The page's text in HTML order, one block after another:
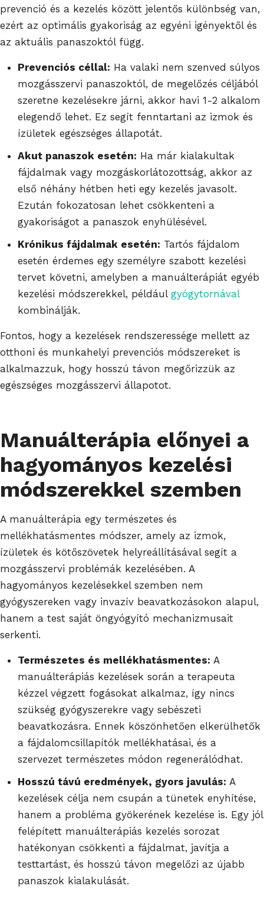
prevenció és a kezelés között jelentős különbség van,
ezért az optimális gyakoriság az egyéni igényektől és
az aktuális panaszoktól függ.
Prevenciós céllal: Ha valaki nem szenved súlyos
mozgásszervi panaszoktól, de megelőzés céljából
szeretne kezelésekre járni, akkor havi 1-2 alkalom
elegendő lehet. Ez segít fenntartani az izmok és
ízületek egészséges állapotát.
Akut panaszok esetén: Ha már kialakultak
fájdalmak vagy mozgáskorlátozottság, akkor az
első néhány hétben heti egy kezelés javasolt.
Ezután fokozatosan lehet csökkenteni a
gyakoriságot a panaszok enyhülésével.
Krónikus fájdalmak esetén: Tartós fájdalom
esetén érdemes egy személyre szabott kezelési
tervet követni, amelyben a manuálterápiát egyéb
kezelési módszerekkel, például gyógytornával
kombinálják.
Fontos, hogy a kezelések rendszeressége mellett az
otthoni és munkahelyi prevenciós módszereket is
alkalmazzuk, hogy hosszú távon megőrizzük az
egészséges mozgásszervi állapotot.
Manuálterápia előnyei a
hagyományos kezelési
módszerekkel szemben
A manuálterápia egy természetes és
mellékhatásmentes módszer, amely az izmok,
ízületek és kötőszövetek helyreállításával segít a
mozgásszervi problémák kezelésében. A
hagyományos kezelésekkel szemben nem
gyógyszereken vagy invazív beavatkozásokon alapul,
hanem a test saját öngyógyító mechanizmusait
serkenti.
Természetes és mellékhatásmentes: A
manuálterápiás kezelések során a terapeuta
kézzel végzett fogásokat alkalmaz, így nincs
szükség gyógyszerekre vagy sebészeti
beavatkozásra. Ennek köszönhetően elkerülhetők
a fájdalomcsillapítók mellékhatásai, és a
szervezet természetes módon regenerálódhat.
Hosszú távú eredmények, gyors javulás: A
kezelések célja nem csupán a tünetek enyhítése,
hanem a probléma gyökerének kezelése is. Egy jól
felépített manuálterápiás kezelés sorozat
hatékonyan csökkenti a fájdalmat, javítja a
testtartást, és hosszú távon megelőzi az újabb
panaszok kialakulását.